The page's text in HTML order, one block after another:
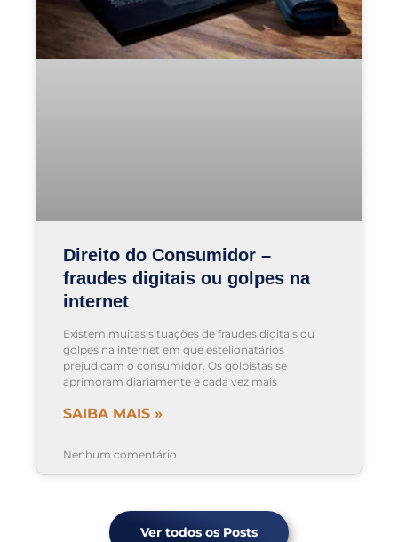
Direito do Consumidor –
fraudes digitais ou golpes na
internet
Existem muitas situações de fraudes digitais ou
golpes na internet em que estelionatários
prejudicam o consumidor. Os golpistas se
aprimoram diariamente e cada vez mais
SAIBA MAIS »
Nenhum comentário
Ver todos os Posts